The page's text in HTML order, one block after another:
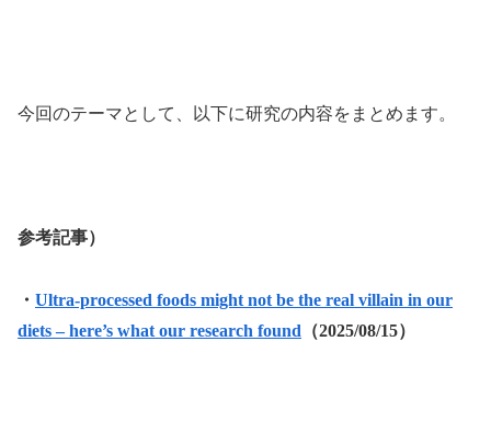
今回のテーマとして、以下に研究の内容をまとめます。
参考記事）
・ Ultra-processed foods might not be the real villain in our
diets – here’s what our research found （2025/08/15）